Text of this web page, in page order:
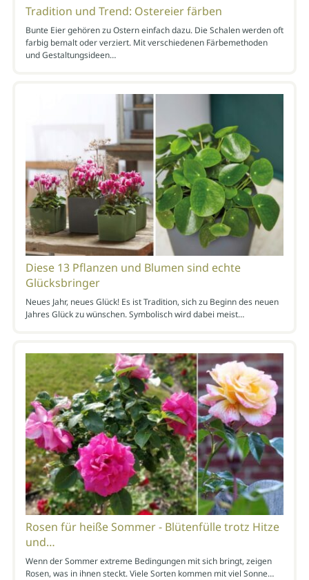
Tradition und Trend: Ostereier färben
Bunte Eier gehören zu Ostern einfach dazu. Die Schalen werden oft
farbig bemalt oder verziert. Mit verschiedenen Färbemethoden
und Gestaltungsideen…
Diese 13 Pflanzen und Blumen sind echte
Glücksbringer
Neues Jahr, neues Glück! Es ist Tradition, sich zu Beginn des neuen
Jahres Glück zu wünschen. Symbolisch wird dabei meist…
Rosen für heiße Sommer - Blütenfülle trotz Hitze
und…
Wenn der Sommer extreme Bedingungen mit sich bringt, zeigen
Rosen, was in ihnen steckt. Viele Sorten kommen mit viel Sonne…